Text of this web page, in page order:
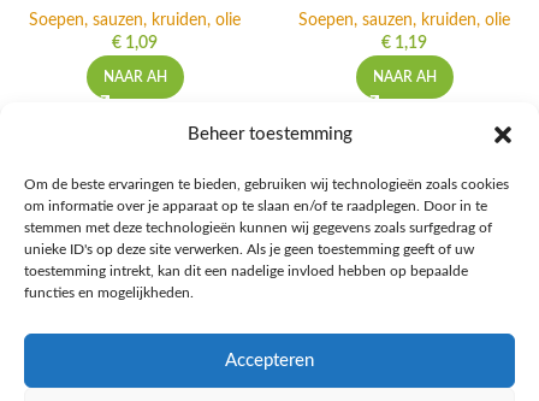
Beheer toestemming
Om de beste ervaringen te bieden, gebruiken wij technologieën zoals cookies
om informatie over je apparaat op te slaan en/of te raadplegen. Door in te
stemmen met deze technologieën kunnen wij gegevens zoals surfgedrag of
unieke ID's op deze site verwerken. Als je geen toestemming geeft of uw
toestemming intrekt, kan dit een nadelige invloed hebben op bepaalde
functies en mogelijkheden.
Accepteren
Soepen, sauzen, kruiden, olie
€ 1,09
NAAR AH
Soepen, sauzen, kruiden, olie
€ 1,19
NAAR AH
Ontdek de beste keto-vriendelijke keuzes van Albert Heijn, verrijk je
kennis met onze diepgaande blogs over het keto-dieet, en deel jouw
favoriete keto recepten in onze bruisende online gemeenschap!